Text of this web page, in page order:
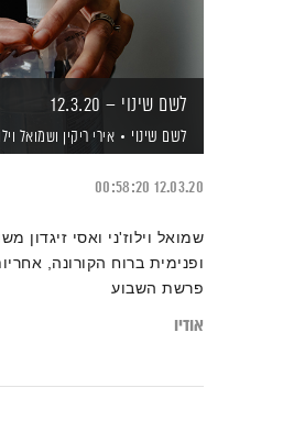
לשם שינוי – 12.3.20
לשם שינוי אירי ריקין ושמואל
12.03.20
00:58:20
שמואל וילוז'ני ואסי זיגדון
ופנימית ברוח הקורונה,
פרשת השבוע
אודיו